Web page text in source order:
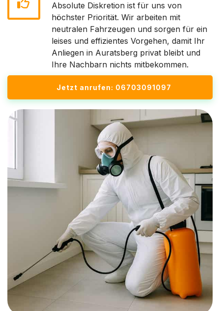
Absolute Diskretion ist für uns von
höchster Priorität. Wir arbeiten mit
neutralen Fahrzeugen und sorgen für ein
leises und effizientes Vorgehen, damit Ihr
Anliegen in Auratsberg privat bleibt und
Ihre Nachbarn nichts mitbekommen.
Jetzt anrufen: 06703091097